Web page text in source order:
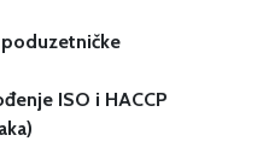
ISO i HACCP